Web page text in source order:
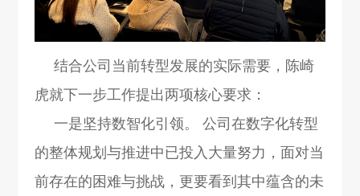
结合公司当前转型发展的实际需要，陈崎
虎就下一步工作提出两项核心要求：
一是坚持数智化引领。 公司在数字化转型
的整体规划与推进中已投入大量努力，面对当
前存在的困难与挑战，更要看到其中蕴含的未